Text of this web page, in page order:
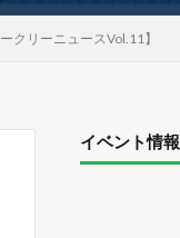
クリーニュースVol.11】
イベント情報